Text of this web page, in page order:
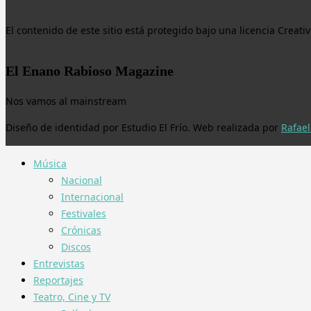
El contenido de este sitio está protegido bajo una licencia
El Enano Rabioso Magazine
Nos vamos al mainstream
Diseño de identidad por Estudio El Frío. Web realizada por
Música
Nacional
Internacional
Festivales
Crónicas
Discos
Entrevistas
Reportajes
Teatro, Cine y TV